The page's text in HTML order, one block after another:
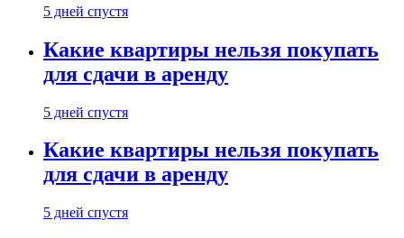
5 дней спустя
Какие квартиры нельзя покупать
для сдачи в аренду
5 дней спустя
Какие квартиры нельзя покупать
для сдачи в аренду
5 дней спустя